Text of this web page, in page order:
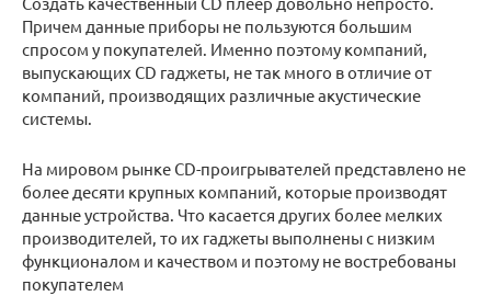
Причем данные приборы не пользуются большим
спросом у покупателей. Именно поэтому компаний,
выпускающих CD гаджеты, не так много в отличие от
компаний, производящих различные акустические
системы.
На мировом рынке CD-проигрывателей представлено не
более десяти крупных компаний, которые производят
данные устройства. Что касается других более мелких
производителей, то их гаджеты выполнены с низким
функционалом и качеством и поэтому не востребованы
покупателем